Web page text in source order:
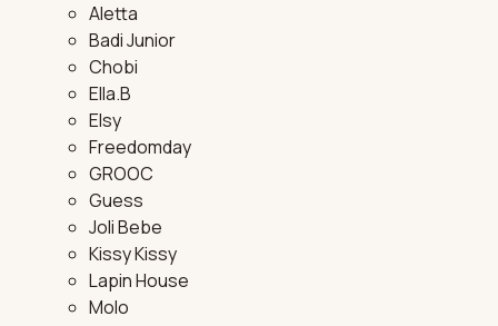
Aletta
Badi Junior
Chobi
Ella.B
Elsy
Freedomday
GROOC
Guess
Joli Bebe
Kissy Kissy
Lapin House
Molo